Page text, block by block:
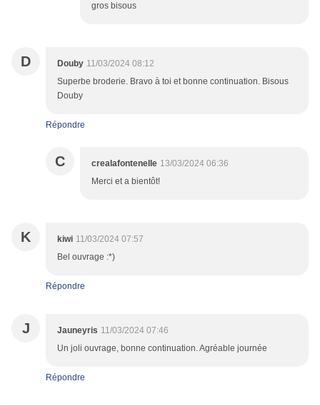
gros bisous
D Douby 11/03/2024 08:12
Superbe broderie. Bravo à toi et bonne continuation. Bisous
Douby
Répondre
C crealafontenelle 13/03/2024 06:36
Merci et a bientôt!
K kiwi 11/03/2024 07:57
Bel ouvrage :*)
Répondre
J Jauneyris 11/03/2024 07:46
Un joli ouvrage, bonne continuation. Agréable journée
Répondre